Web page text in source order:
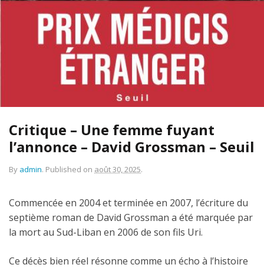
Critique – Une femme fuyant
l’annonce – David Grossman – Seuil
By admin. Published on août 30, 2025.
Commencée en 2004 et terminée en 2007, l’écriture du
septième roman de David Grossman a été marquée par
la mort au Sud-Liban en 2006 de son fils Uri.
Ce décès bien réel résonne comme un écho à l’histoire